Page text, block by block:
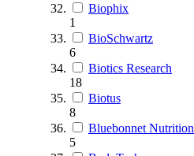
Biophix
1
BioSchwartz
6
Biotics Research
18
Biotus
8
Bluebonnet Nutrition
5